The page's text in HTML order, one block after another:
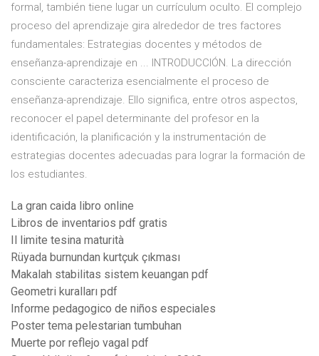
formal, también tiene lugar un currículum oculto. El complejo
proceso del aprendizaje gira alrededor de tres factores
fundamentales: Estrategias docentes y métodos de
enseñanza-aprendizaje en ... INTRODUCCIÓN. La dirección
consciente caracteriza esencialmente el proceso de
enseñanza-aprendizaje. Ello significa, entre otros aspectos,
reconocer el papel determinante del profesor en la
identificación, la planificación y la instrumentación de
estrategias docentes adecuadas para lograr la formación de
los estudiantes.
La gran caida libro online
Libros de inventarios pdf gratis
Il limite tesina maturità
Rüyada burnundan kurtçuk çıkması
Makalah stabilitas sistem keuangan pdf
Geometri kuralları pdf
Informe pedagogico de niños especiales
Poster tema pelestarian tumbuhan
Muerte por reflejo vagal pdf